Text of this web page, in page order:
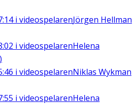
i videospelarenJörgen Hellman
i videospelarenHelena
i videospelarenNiklas Wykman
i videospelarenHelena